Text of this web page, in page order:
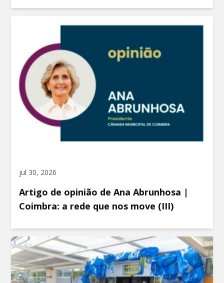
jul 30, 2026
Artigo de opinião de Ana Abrunhosa |
Coimbra: a rede que nos move (III)